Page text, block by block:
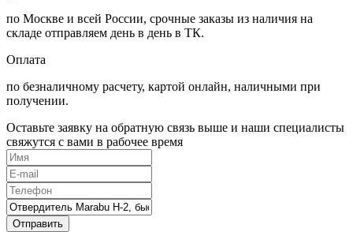
по Москве и всей России, срочные заказы из наличия на
складе отправляем день в день в ТК.
Оплата
по безналичному расчету, картой онлайн, наличными при
получении.
Оставьте заявку на обратную связь выше и наши специалисты
свяжутся с вами в рабочее время
Отправить